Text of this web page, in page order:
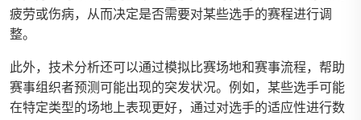
疲劳或伤病，从而决定是否需要对某些选手的赛程进行调
整。
此外，技术分析还可以通过模拟比赛场地和赛事流程，帮助
赛事组织者预测可能出现的突发状况。例如，某些选手可能
在特定类型的场地上表现更好，通过对选手的适应性进行数